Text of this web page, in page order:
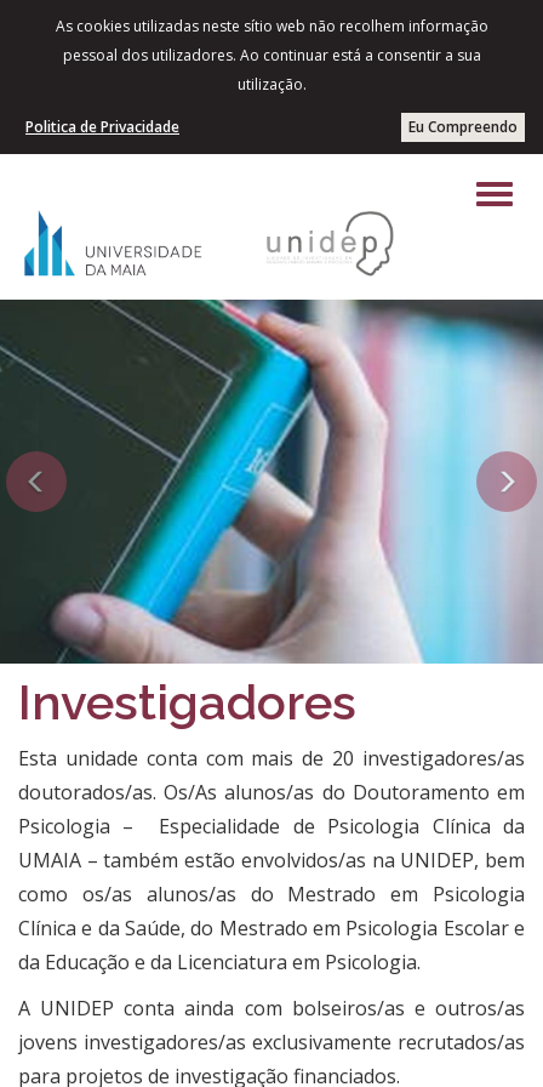
As cookies utilizadas neste sítio web não recolhem informação
pessoal dos utilizadores. Ao continuar está a consentir a sua
utilização.
Eu Compreendo
Politica de Privacidade
Previous Next
Investigadores
​​Esta unidade conta com mais de 20 investigadores/as
doutorados/as. Os/As alunos/as do Doutoramento em
Psicologia – Especialidade de Psicologia Clínica da
UMAIA – também estão envolvidos/as na UNIDEP, bem
como os/as alunos/as do Mestrado em Psicologia
Clínica e da Saúde, do Mestrado em Psicologia Escolar e
da Educação e da Licenciatura em Psicologia.
A UNIDEP conta ainda com bolseiros/as e outros/as
jovens investigadores/as exclusivamente recrutados/as
para projetos de investigação financiados.